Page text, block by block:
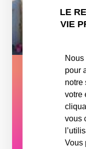
ST MELOIR
LE
VIE
pour
notre
votre
vous
Vous